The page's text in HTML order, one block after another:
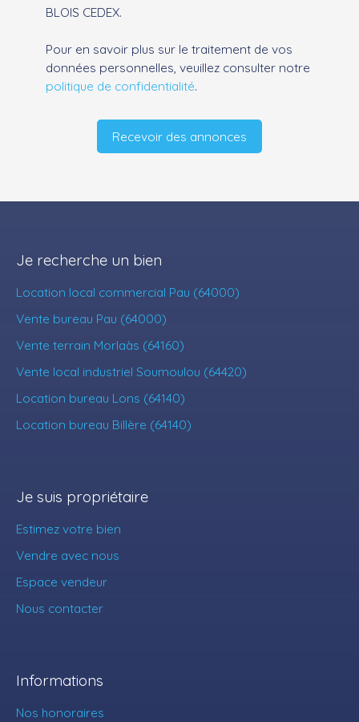
BLOIS CEDEX.
Pour en savoir plus sur le traitement de vos
données personnelles, veuillez consulter notre
politique de confidentialité.
Recevoir des annonces
Je recherche un bien
Location local commercial Pau (64000)
Vente bureau Pau (64000)
Vente terrain Morlaàs (64160)
Vente local industriel Soumoulou (64420)
Location bureau Lons (64140)
Location bureau Billère (64140)
Je suis propriétaire
Estimez votre bien
Vendre avec nous
Espace vendeur
Nous contacter
Informations
Nos honoraires